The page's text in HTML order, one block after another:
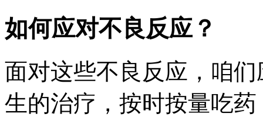
如何应对不良反应？
面对这些不良反应，咱
生的治疗，按时按量吃